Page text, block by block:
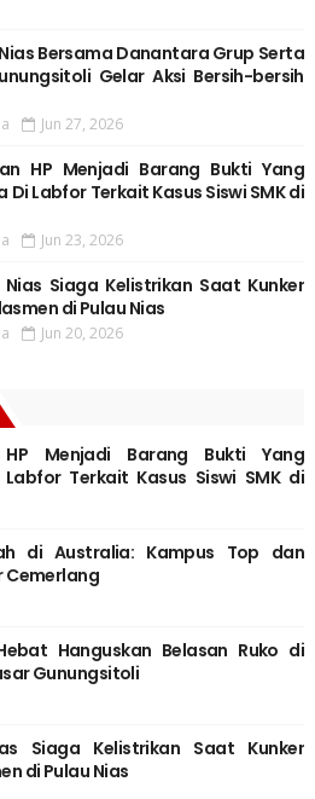
Nias Bersama Danantara Grup Serta
Gelar Aksi Bersih-bersih
Jun 27, 2026
HP Menjadi Barang Bukti Yang
Di Labfor Terkait Kasus Siswi SMK di
Jun 23, 2026
Nias Siaga Kelistrikan Saat Kunker
di Pulau Nias
Jun 20, 2026
Menjadi Barang Bukti Yang
Terkait Kasus Siswi SMK di
di Australia: Kampus Top dan
Cemerlang
Hanguskan Belasan Ruko di
Gunungsitoli
Siaga Kelistrikan Saat Kunker
di Pulau Nias